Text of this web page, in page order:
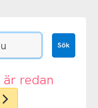
Sök
är redan